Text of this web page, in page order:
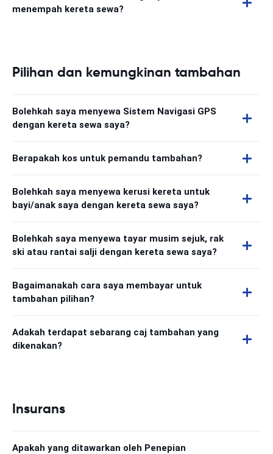
menempah kereta sewa?
Pilihan dan kemungkinan tambahan
Bolehkah saya menyewa Sistem Navigasi GPS
dengan kereta sewa saya?
Berapakah kos untuk pemandu tambahan?
Bolehkah saya menyewa kerusi kereta untuk
bayi/anak saya dengan kereta sewa saya?
Bolehkah saya menyewa tayar musim sejuk, rak
ski atau rantai salji dengan kereta sewa saya?
Bagaimanakah cara saya membayar untuk
tambahan pilihan?
Adakah terdapat sebarang caj tambahan yang
dikenakan?
Insurans
Apakah yang ditawarkan oleh Penepian